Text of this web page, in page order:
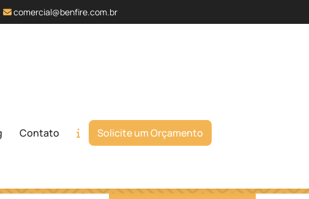
comercial@benfire.com.br
Contato Solicite um Orçamento
um Orçamento Chame no WhatsApp